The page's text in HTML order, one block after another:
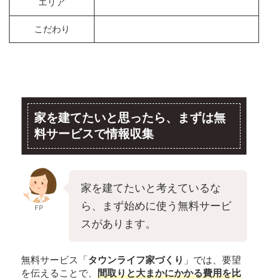
こだわり
家を建てたいと思ったら、まずは無
料サービスで情報収集
FP
家を建てたいと考えているな
ら、まず始めに使う無料サービ
スがあります。
無料サービス「タウンライフ家づくり 」では、要望
を伝えることで、 間取りと大まかにかかる費用を比